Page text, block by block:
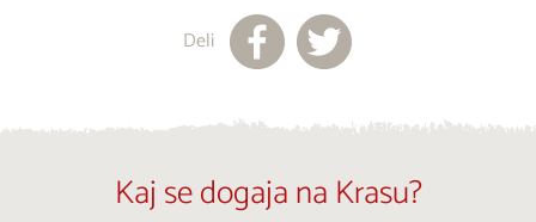
Deli
Kaj se dogaja na Krasu?